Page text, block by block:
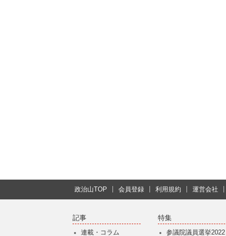
政治山TOP 会員登録 利用規約 運営会社
記事
連載・コラム
特集
参議院議員選挙2022